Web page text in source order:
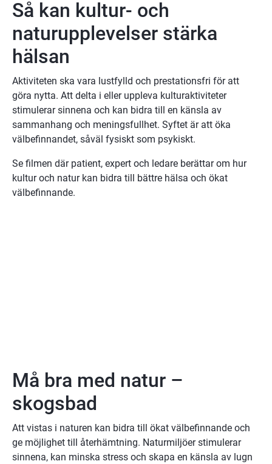
Så kan kultur- och
naturupplevelser stärka
hälsan
Aktiviteten ska vara lustfylld och prestationsfri för att
göra nytta. Att delta i eller uppleva kulturaktiviteter
stimulerar sinnena och kan bidra till en känsla av
sammanhang och meningsfullhet. Syftet är att öka
välbefinnandet, såväl fysiskt som psykiskt.
Se filmen där patient, expert och ledare berättar om hur
kultur och natur kan bidra till bättre hälsa och ökat
välbefinnande.
Må bra med natur –
skogsbad
Att vistas i naturen kan bidra till ökat välbefinnande och
ge möjlighet till återhämtning. Naturmiljöer stimulerar
sinnena, kan minska stress och skapa en känsla av lugn